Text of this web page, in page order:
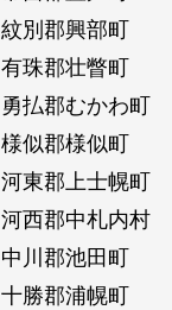
紋別郡興部町
有珠郡壮瞥町
勇払郡むかわ町
様似郡様似町
河東郡上士幌町
河西郡中札内村
中川郡池田町
十勝郡浦幌町